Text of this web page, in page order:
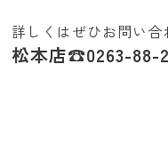
詳しくはぜひお問い合
松本店☎0263-88-